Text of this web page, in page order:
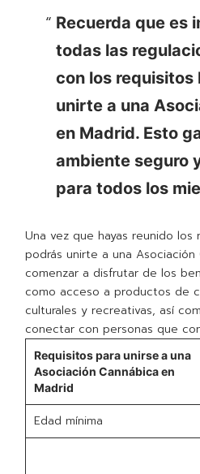
Recuerda que es
todas las
con los requisitos
unirte a una
en Madrid. Esto
ambiente seguro
para todos los
Una vez que hayas reunido los
podrás unirte a una
comenzar a disfrutar de los
como acceso a productos de
culturales y recreativas, así
conectar con personas que
Requisitos para unirse a una
Asociación Cannábica en
Madrid
Edad mínima